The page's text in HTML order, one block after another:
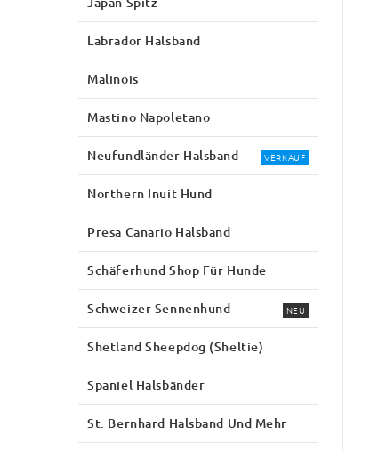
Labrador Halsband
Malinois
Mastino Napoletano
Neufundländer Halsband VERKAUF
Northern Inuit Hund
Presa Canario Halsband
Schäferhund Shop Für Hunde
Schweizer Sennenhund NEU
Shetland Sheepdog (Sheltie)
Spaniel Halsbänder
St. Bernhard Halsband Und Mehr